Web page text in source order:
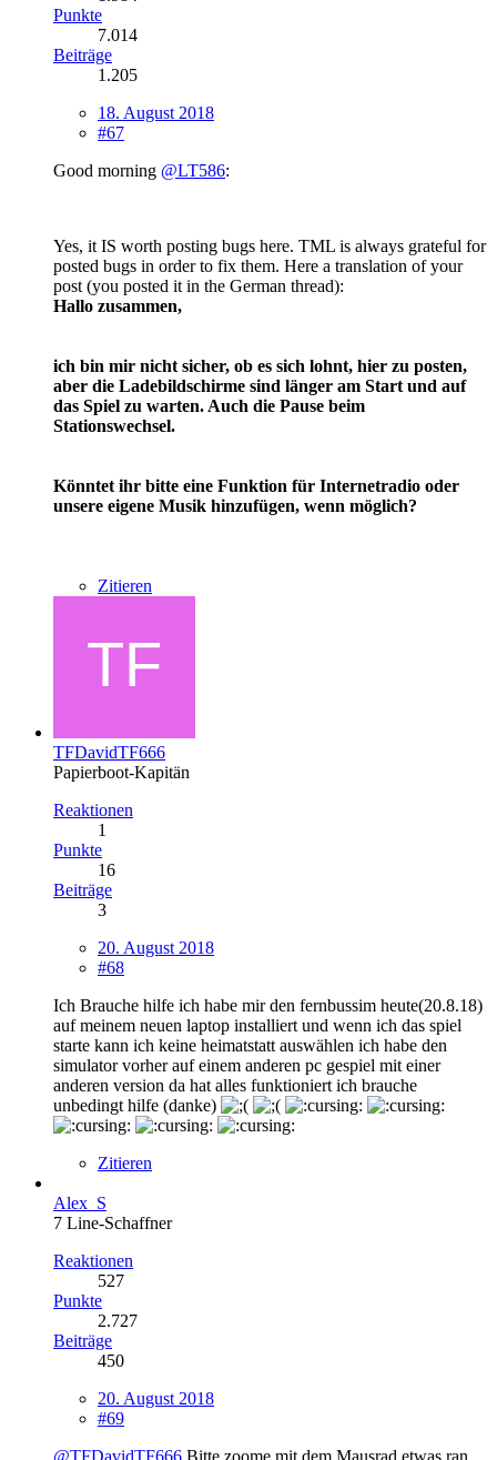
Punkte
7.014
Beiträge
1.205
18. August 2018
#67
Good morning @LT586:
Yes, it IS worth posting bugs here. TML is always grateful for
posted bugs in order to fix them. Here a translation of your
post (you posted it in the German thread):
Hallo zusammen,
ich bin mir nicht sicher, ob es sich lohnt, hier zu posten,
aber die Ladebildschirme sind länger am Start und auf
das Spiel zu warten. Auch die Pause beim
Stationswechsel.
Könntet ihr bitte eine Funktion für Internetradio oder
unsere eigene Musik hinzufügen, wenn möglich?
Zitieren
TFDavidTF666
Papierboot-Kapitän
Reaktionen
1
Punkte
16
Beiträge
3
20. August 2018
#68
Ich Brauche hilfe ich habe mir den fernbussim heute(20.8.18)
auf meinem neuen laptop installiert und wenn ich das spiel
starte kann ich keine heimatstatt auswählen ich habe den
simulator vorher auf einem anderen pc gespiel mit einer
anderen version da hat alles funktioniert ich brauche
unbedingt hilfe (danke)
Zitieren
Alex_S
7 Line-Schaffner
Reaktionen
527
Punkte
2.727
Beiträge
450
20. August 2018
#69
@TFDavidTF666 Bitte zoome mit dem Mausrad etwas ran,